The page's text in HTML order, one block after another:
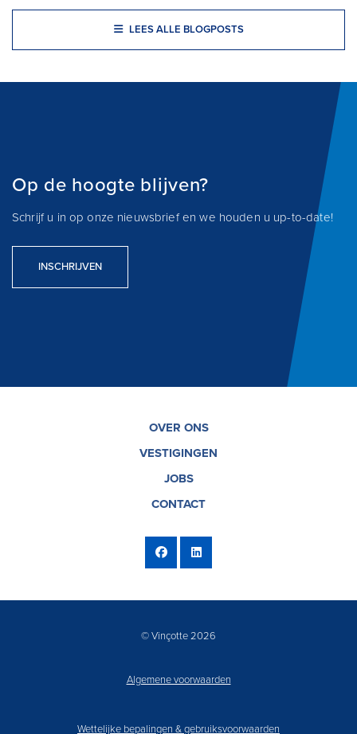
LEES ALLE BLOGPOSTS
Op de hoogte blijven?
Schrijf u in op onze nieuwsbrief en we houden u up-to-date!
INSCHRIJVEN
OVER ONS
VESTIGINGEN
JOBS
CONTACT
© Vinçotte 2026
Algemene voorwaarden
Wettelijke bepalingen & gebruiksvoorwaarden